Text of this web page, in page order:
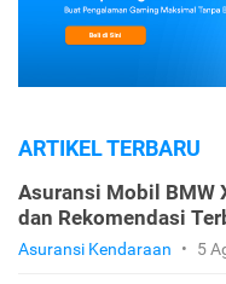
ARTIKEL TERBARU
Asuransi Mobil BMW
dan Rekomendasi
Asuransi Kendaraan • 5